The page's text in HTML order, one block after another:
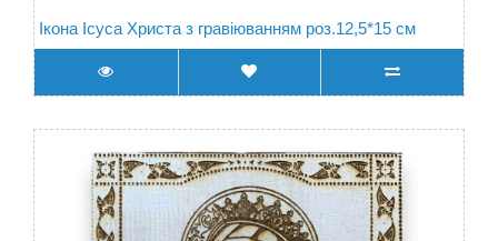
Ікона Ісуса Христа з гравіюванням роз.12,5*15 см